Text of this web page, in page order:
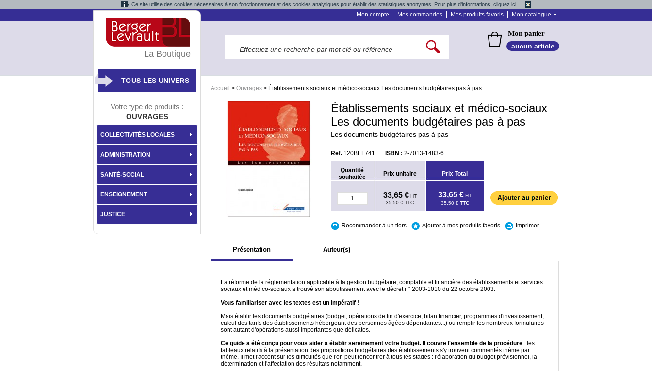
Ce site utilise des cookies nécessaires à son fonctionnement et des cookies analytiques pour établir des statistiques anonymes. Pour plus d'informations, cliquez ici
Mon compte Mes commandes Mes produits favoris Mon catalogue
Mon panier
aucun article
Accueil > Ouvrages > Établissements sociaux et médico-sociaux Les documents budgétaires pas à pas
Établissements sociaux et médico-sociaux
Les documents budgétaires pas à pas
Les documents budgétaires pas à pas
Ref. 120BEL741 ISBN : 2-7013-1483-6
Quantité
souhaitée
Prix unitaire Prix Total
33,65 € HT
35,50 € TTC
33,65 € HT
35,50 € TTC
Recommander à un tiers Ajouter à mes produits favoris Imprimer
Présentation Auteur(s)
La réforme de la réglementation applicable à la gestion budgétaire, comptable et financière des établissements et services
sociaux et médico-sociaux a trouvé son aboutissement avec le décret n° 2003-1010 du 22 octobre 2003.
Vous familiariser avec les textes est un impératif !
Mais établir les documents budgétaires (budget, opérations de fin d'exercice, bilan financier, programmes d'investissement,
calcul des tarifs des établissements hébergeant des personnes âgées dépendantes...) ou remplir les nombreux formulaires
sont autant d'opérations aussi importantes que délicates.
Ce guide a été conçu pour vous aider à établir sereinement votre budget.
Il couvre l'ensemble de la procédure : les
tableaux relatifs à la présentation des propositions budgétaires des établissements s'y trouvent commentés thème par
thème. Il met l'accent sur les difficultés que l'on peut rencontrer à tous les stades : l'élaboration du budget prévisionnel, la
détermination et l'affectation des résultats notamment.
La Boutique
TOUS LES UNIVERS
Votre type de produits :
OUVRAGES
COLLECTIVITÉS LOCALES
ADMINISTRATION
SANTÉ-SOCIAL
ENSEIGNEMENT
JUSTICE